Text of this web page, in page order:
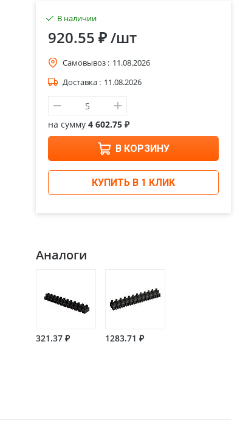
В наличии
920.55 ₽/шт
Самовывоз : 11.08.2026
Доставка : 11.08.2026
на сумму 4 602.75 ₽
В КОРЗИНУ
КУПИТЬ В 1 КЛИК
Аналоги
321.37 ₽ 1283.71 ₽